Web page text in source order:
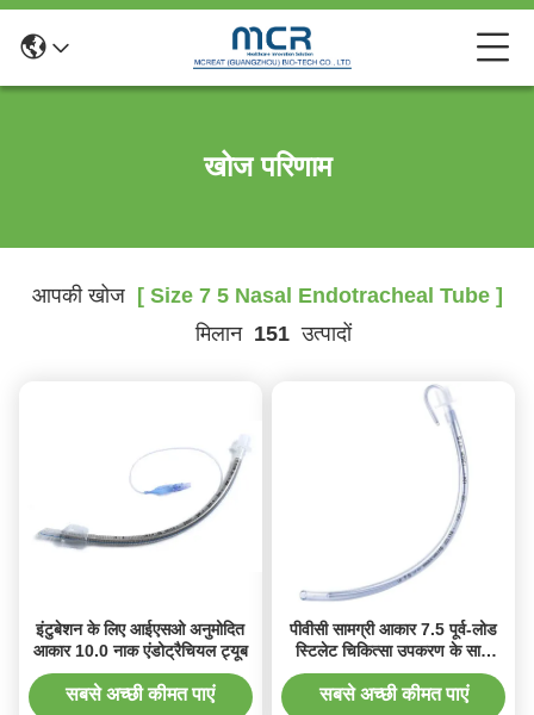
खोज परिणाम
आपकी खोज[ Size 7 5 Nasal Endotracheal Tube ]
मिलान 151उत्पादों
इंटुबेशन के लिए आईएसओ अनुमोदित
आकार 10.0 नाक एंडोट्रैचियल ट्यूब
सबसे अच्छी कीमत पाएं
पीवीसी सामग्री आकार 7.5 पूर्व-लोड
स्टिलेट चिकित्सा उपकरण के साथ
नाक एंडोट्रैचियल ट्यूब
सबसे अच्छी कीमत पाएं